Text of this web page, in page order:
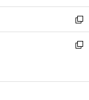
開
く
ウ
で
開
く
ン
ド
ウ
で
ウ
ィ
ン
ド
開
新
し
い
ン
新
ウ